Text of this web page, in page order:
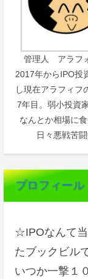
管理人 アラフ
2017年からIPO投
し現在アラフィフ
7年目。弱小投資
なんとか相場に
日々悪戦苦
プロフィール
☆IPOなんて
たブックビル
いつか一撃１